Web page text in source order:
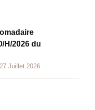
H/2026 du
Juillet 2026